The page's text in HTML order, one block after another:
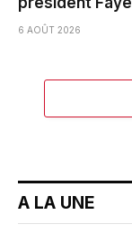
6 AOÛT 2026
A LA UNE